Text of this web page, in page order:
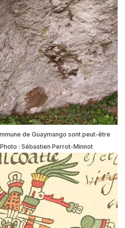
de Guaymango sont peut-être
: Sébastien Perrot-Minnot